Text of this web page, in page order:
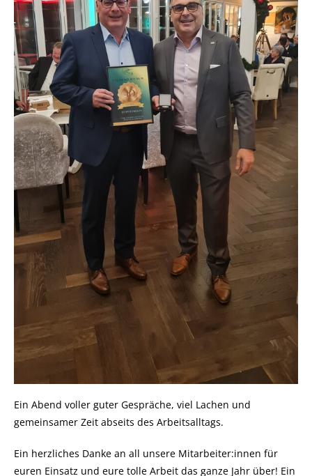
Ein Abend voller guter Gespräche, viel Lachen und
gemeinsamer Zeit abseits des Arbeitsalltags.
Ein herzliches Danke an all unsere Mitarbeiter:innen für
euren Einsatz und eure tolle Arbeit das ganze Jahr über! Ein